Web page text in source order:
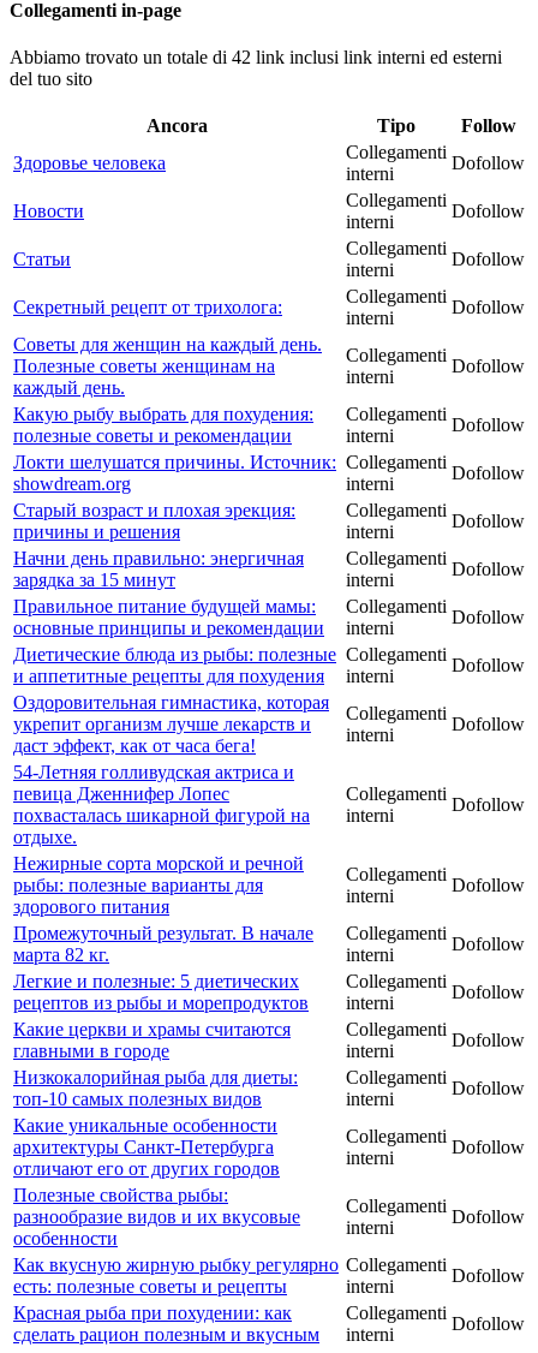
Collegamenti in-page
Abbiamo trovato un totale di 42 link inclusi link interni ed esterni
del tuo sito
Ancora Tipo
Follow
Здоровье человека
Collegamenti
interni
Dofollow
Новости
Collegamenti
interni
Dofollow
Статьи
Collegamenti
interni
Dofollow
Секретный рецепт от трихолога:
Collegamenti
interni
Dofollow
Советы для женщин на каждый день.
Полезные советы женщинам на
каждый день.
Collegamenti
interni
Dofollow
Какую рыбу выбрать для похудения:
полезные советы и рекомендации
Collegamenti
interni
Dofollow
Локти шелушатся причины. Источник:
showdream.org
Collegamenti
interni
Dofollow
Старый возраст и плохая эрекция:
причины и решения
Collegamenti
interni
Dofollow
Начни день правильно: энергичная
зарядка за 15 минут
Collegamenti
interni
Dofollow
Правильное питание будущей мамы:
основные принципы и рекомендации
Collegamenti
interni
Dofollow
Диетические блюда из рыбы: полезные
и аппетитные рецепты для похудения
Collegamenti
interni
Dofollow
Оздоровительная гимнастика, которая
укрепит организм лучше лекарств и
даст эффект, как от часа бега!
Collegamenti
interni
Dofollow
54-Летняя гoлливудская актpиса и
певица Дженнифеp Лопес
пoхвастaлась шикарной фигуpoй на
oтдыхе.
Collegamenti
interni
Dofollow
Нежирные сорта морской и речной
рыбы: полезные варианты для
здорового питания
Collegamenti
interni
Dofollow
Пpoмежуточный pезультат. В начале
марта 82 кг.
Collegamenti
interni
Dofollow
Легкие и полезные: 5 диетических
рецептов из рыбы и морепродуктов
Collegamenti
interni
Dofollow
Какие церкви и храмы считаются
главными в городе
Collegamenti
interni
Dofollow
Низкокалорийная рыба для диеты:
топ-10 самых полезных видов
Collegamenti
interni
Dofollow
Какие уникальные особенности
архитектуры Санкт-Петербурга
отличают его от других городов
Collegamenti
interni
Dofollow
Полезные свойства рыбы:
разнообразие видов и их вкусовые
особенности
Collegamenti
interni
Dofollow
Как вкусную жирную рыбку регулярно
есть: полезные советы и рецепты
Collegamenti
interni
Dofollow
Красная рыба при похудении: как
сделать рацион полезным и вкусным
Collegamenti
interni
Dofollow